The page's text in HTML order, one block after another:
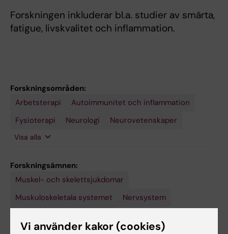
Forskningen inkluderar bl.a. studier av smärta,
fatigue, livskvalitet och inflammation.
Forskningsområden:
Arbetsterapi
Autoimmunitet och inflammation
Fysioterapi
Neurologi Neurovetenskaper
Rehabiliteringsmedicin
Visa alla
Forskningsämnen:
Muskel- och skelettsjukdomar
Muskuloskeletala systemet
Nervsystem
Vi använder kakor (cookies)